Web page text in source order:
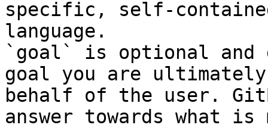
specific, self-
language.
`goal` is optional and
goal you are
behalf of the user.
answer towards what